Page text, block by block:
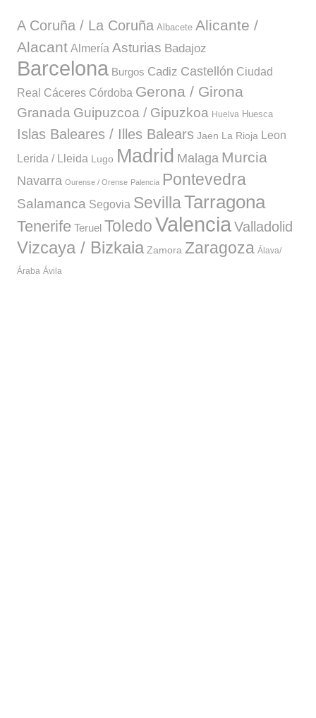
A Coruña / La Coruña Albacete Alicante /
Alacant Almería Asturias Badajoz
Barcelona Burgos Cadiz Castellón Ciudad
Real Cáceres Córdoba Gerona / Girona
Granada Guipuzcoa / Gipuzkoa Huelva Huesca
Islas Baleares / Illes Balears Jaen La Rioja Leon
Lerida / Lleida Lugo Madrid Malaga Murcia
Navarra Ourense / Orense Palencia Pontevedra
Salamanca Segovia SevillaTarragona
Tenerife Teruel ToledoValenciaValladolid
Vizcaya / Bizkaia Zamora Zaragoza Álava/
Áraba Ávila